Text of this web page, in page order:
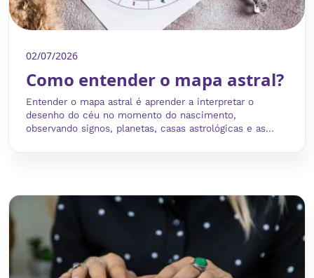
02/07/2026
Como entender o mapa astral?
Entender o mapa astral é aprender a interpretar o
desenho do céu no momento do nascimento,
observando signos, planetas, casas astrológicas e as...